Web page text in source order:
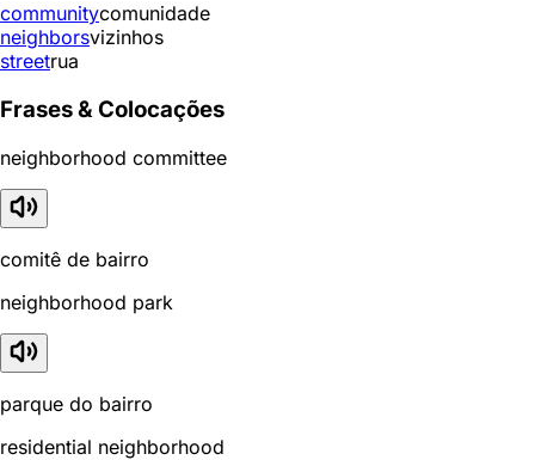
communitycomunidade
neighborsvizinhos
streetrua
Frases & Colocações
neighborhood committee
comitê de bairro
neighborhood park
parque do bairro
residential neighborhood